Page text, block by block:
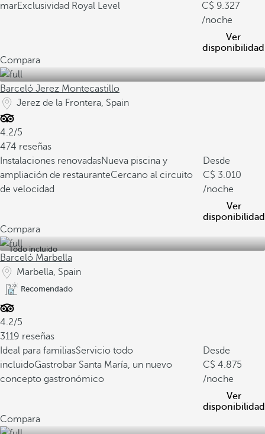
marExclusividad Royal Level
9.327
/noche
Ver
disponibilidad
Compara
Barceló Jerez Montecastillo
Jerez de la Frontera, Spain
4.2/5
474 reseñas
Instalaciones renovadasNueva piscina y
ampliación de restauranteCercano al circuito
de velocidad
Desde
3.010
/noche
Ver
disponibilidad
Compara
Todo incluido
Barceló Marbella
Marbella, Spain
Recomendado
4.2/5
3119 reseñas
Ideal para familiasServicio todo
incluidoGastrobar Santa María, un nuevo
concepto gastronómico
Desde
4.875
/noche
Ver
disponibilidad
Compara